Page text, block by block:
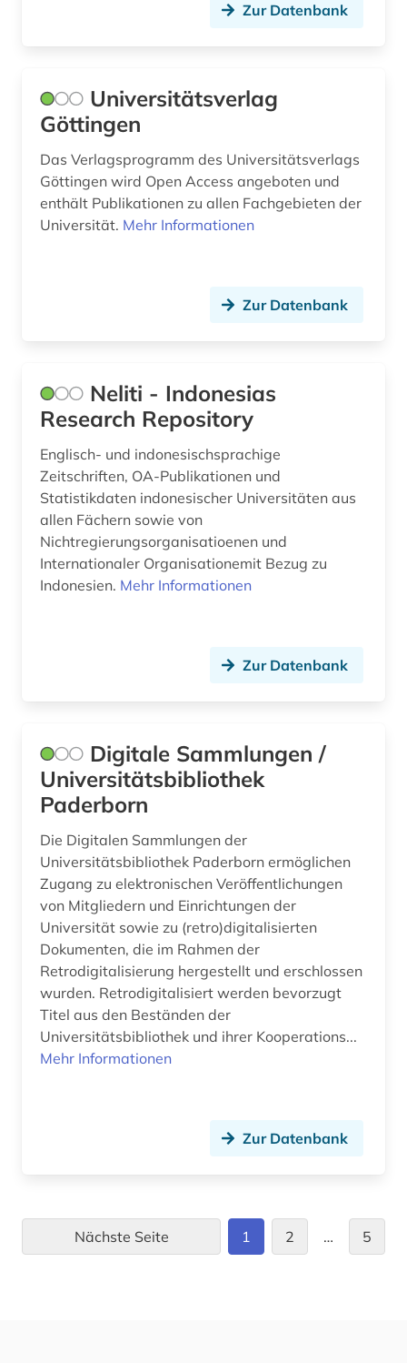
Zur Datenbank
Universitätsverlag
Göttingen
Das Verlagsprogramm des Universitätsverlags
Göttingen wird Open Access angeboten und
enthält Publikationen zu allen Fachgebieten der
Universität. Mehr Informationen
Zur Datenbank
Neliti - Indonesias
Research Repository
Englisch- und indonesischsprachige
Zeitschriften, OA-Publikationen und
Statistikdaten indonesischer Universitäten aus
allen Fächern sowie von
Nichtregierungsorganisatioenen und
Internationaler Organisationemit Bezug zu
Indonesien. Mehr Informationen
Zur Datenbank
Digitale Sammlungen /
Universitätsbibliothek
Paderborn
Die Digitalen Sammlungen der
Universitätsbibliothek Paderborn ermöglichen
Zugang zu elektronischen Veröffentlichungen
von Mitgliedern und Einrichtungen der
Universität sowie zu (retro)digitalisierten
Dokumenten, die im Rahmen der
Retrodigitalisierung hergestellt und erschlossen
wurden. Retrodigitalisiert werden bevorzugt
Titel aus den Beständen der
Universitätsbibliothek und ihrer Kooperations...
Mehr Informationen
Zur Datenbank
Nächste Seite 1 2 … 5